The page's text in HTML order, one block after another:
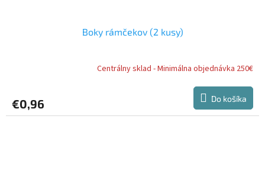
Boky rámčekov (2 kusy)
Centrálny sklad - Minimálna objednávka 250€
€0,96 Do košíka